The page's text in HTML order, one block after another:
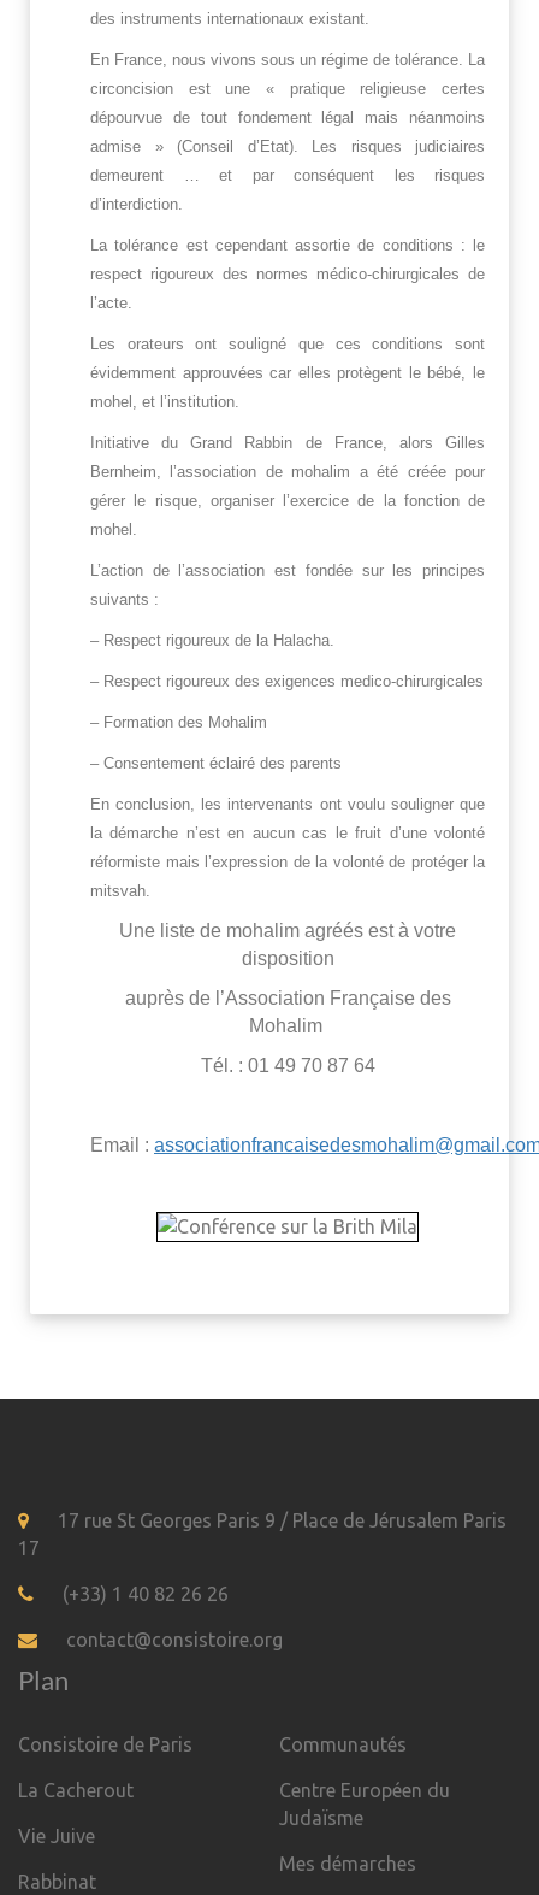
des instruments internationaux existant.
En France, nous vivons sous un régime de tolérance. La
circoncision est une « pratique religieuse certes
dépourvue de tout fondement légal mais néanmoins
admise » (Conseil d’Etat). Les risques judiciaires
demeurent … et par conséquent les risques
d’interdiction.
La tolérance est cependant assortie de conditions : le
respect rigoureux des normes médico-chirurgicales de
l’acte.
Les orateurs ont souligné que ces conditions sont
évidemment approuvées car elles protègent le bébé, le
mohel, et l’institution.
Initiative du Grand Rabbin de France, alors Gilles
Bernheim, l’association de mohalim a été créée pour
gérer le risque, organiser l’exercice de la fonction de
mohel.
L’action de l’association est fondée sur les principes
suivants :
– Respect rigoureux de la Halacha.
– Respect rigoureux des exigences medico-chirurgicales
– Formation des Mohalim
– Consentement éclairé des parents
En conclusion, les intervenants ont voulu souligner que
la démarche n’est en aucun cas le fruit d’une volonté
réformiste mais l’expression de la volonté de protéger la
mitsvah.
Une liste de mohalim agréés est à votre
disposition
auprès de l’Association Française des
Mohalim
Tél. : 01 49 70 87 64
Email :
17 rue St Georges Paris 9 / Place de Jérusalem Paris
17
(+33) 1 40 82 26 26
contact@consistoire.org
Plan
Consistoire de Paris
La Cacherout
Vie Juive
Rabbinat
Communautés
Centre Européen du
Judaïsme
Mes démarches